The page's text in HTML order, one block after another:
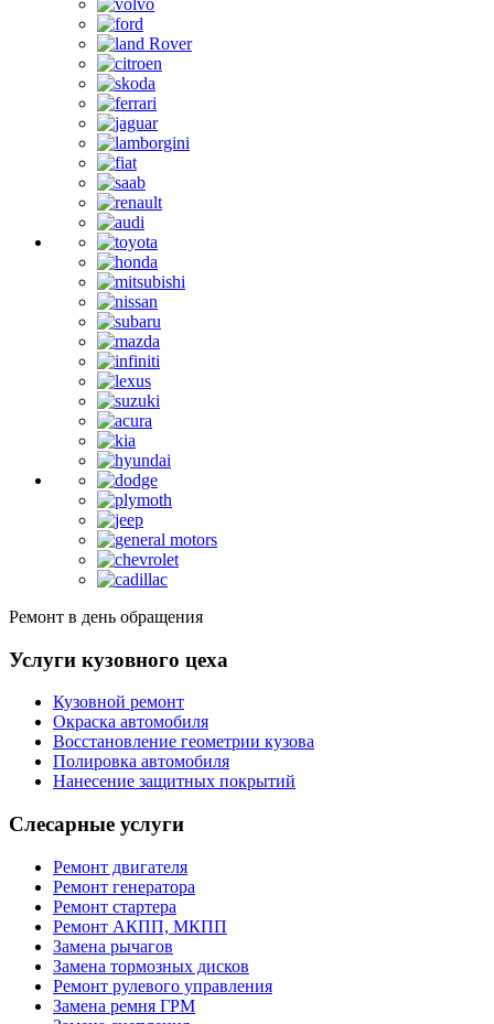
Ремонт в день обращения
Услуги кузовного цеха
Кузовной ремонт
Окраска автомобиля
Восстановление геометрии кузова
Полировка автомобиля
Нанесение защитных покрытий
Слесарные услуги
Ремонт двигателя
Ремонт генератора
Ремонт стартера
Ремонт АКПП, МКПП
Замена рычагов
Замена тормозных дисков
Ремонт рулевого управления
Замена ремня ГРМ